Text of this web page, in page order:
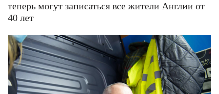
теперь могут записаться все жители Англии от
40 лет